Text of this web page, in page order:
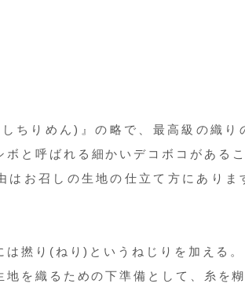
しちりめん)』の略で、最高級の織
ボと呼ばれる細かいデコボコがある
はお召しの生地の仕立て方にあり
は撚り(ねり)というねじりを加える。
地を織るための下準備として、糸を